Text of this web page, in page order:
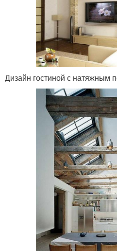
Дизайн гостиной с натяжным